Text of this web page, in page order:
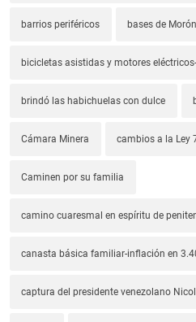
barrios periféricos bases de
bicicletas asistidas y motores
brindó las habichuelas con dulce
Cámara Minera cambios a la Ley
Caminen por su familia
camino cuaresmal en espíritu de
canasta básica familiar-inflación en
captura del presidente venezolano